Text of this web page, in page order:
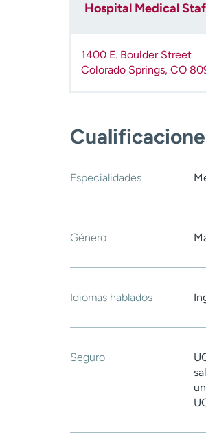
Hospital Medical
1400 E. Boulder Street
Colorado Springs, CO
Especialidades
Género
Idiomas hablados
Seguro